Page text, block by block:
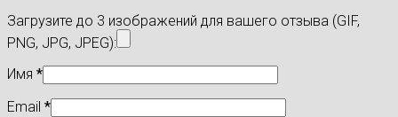
Загрузите до 3 изображений для вашего отзыва (GIF,
PNG, JPG, JPEG):
Имя *
Email *